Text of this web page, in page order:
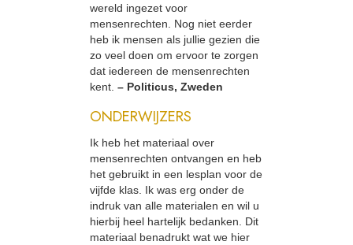
wereld ingezet voor
mensenrechten. Nog niet eerder
heb ik mensen als jullie gezien die
zo veel doen om ervoor te zorgen
dat iedereen de mensenrechten
kent. – Politicus, Zweden
ONDERWIJZERS
Ik heb het materiaal over
mensenrechten ontvangen en heb
het gebruikt in een lesplan voor de
vijfde klas. Ik was erg onder de
indruk van alle materialen en wil u
hierbij heel hartelijk bedanken. Dit
materiaal benadrukt wat we hier